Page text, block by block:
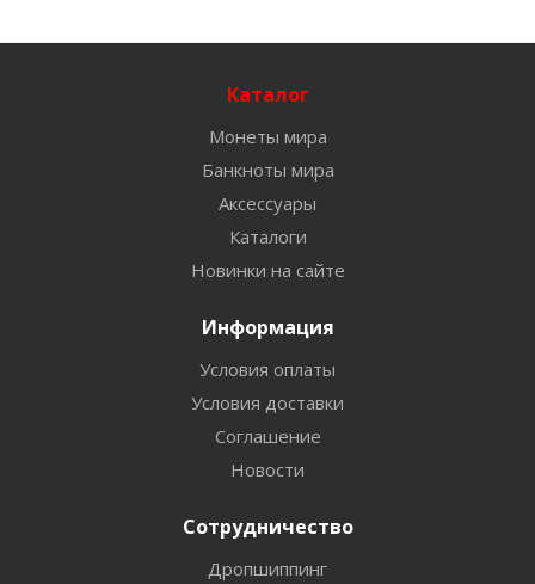
Каталог
Монеты мира
Банкноты мира
Аксессуары
Каталоги
Новинки на сайте
Информация
Условия оплаты
Условия доставки
Соглашение
Новости
Сотрудничество
Дропшиппинг